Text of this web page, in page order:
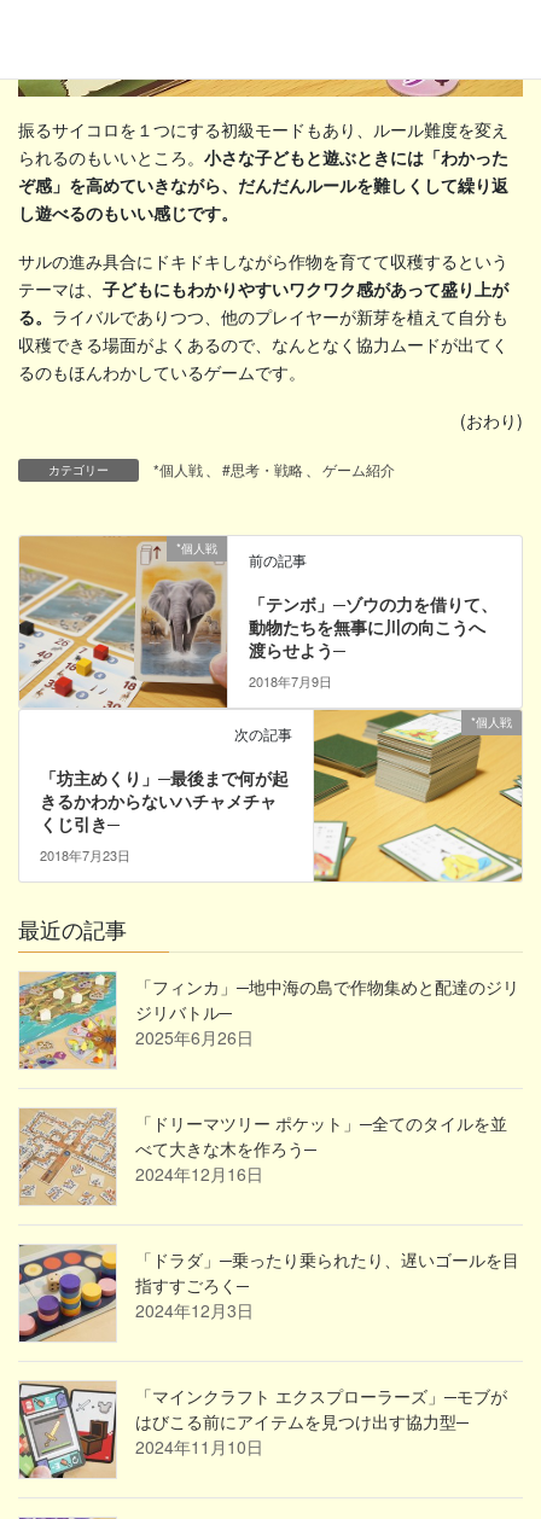
振るサイコロを１つにする初級モードもあり、ルール難度を変え
られるのもいいところ。 小さな子どもと遊ぶときには「わかった
ぞ感」を高めていきながら、だんだんルールを難しくして繰り返
し遊べるのもいい感じです。
サルの進み具合にドキドキしながら作物を育てて収穫するという
テーマは、 子どもにもわかりやすいワクワク感があって盛り上が
る。 ライバルでありつつ、他のプレイヤーが新芽を植えて自分も
収穫できる場面がよくあるので、なんとなく協力ムードが出てく
るのもほんわかしているゲームです。
(おわり)
カテゴリー *個人戦 #思考・戦略 ゲーム紹介
*個人戦
前の記事
「テンボ」─ゾウの力を借りて、
動物たちを無事に川の向こうへ
渡らせよう─
2018年7月9日
*個人戦
次の記事
「坊主めくり」─最後まで何が起
きるかわからないハチャメチャ
くじ引き─
2018年7月23日
最近の記事
「フィンカ」─地中海の島で作物集めと配達のジリ
ジリバトル─
2025年6月26日
「ドリーマツリー ポケット」─全てのタイルを並
べて大きな木を作ろう─
2024年12月16日
「ドラダ」─乗ったり乗られたり、遅いゴールを目
指すすごろく─
2024年12月3日
「マインクラフト エクスプローラーズ」─モブが
はびこる前にアイテムを見つけ出す協力型─
2024年11月10日